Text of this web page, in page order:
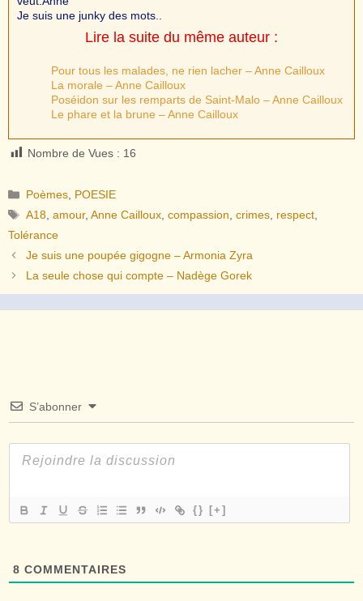
Je suis une junky des mots..
Lire la suite du même auteur :
Pour tous les malades, ne rien lacher – Anne Cailloux
La morale – Anne Cailloux
Poséidon sur les remparts de Saint-Malo – Anne Cailloux
Le phare et la brune – Anne Cailloux
Nombre de Vues : 16
Catégories
Poèmes POESIE
Étiquettes
A18 ,amour,Anne Cailloux ,compassion ,crimes respect
Tolérance
Je suis une poupée gigogne – Armonia Zyra
La seule chose qui compte – Nadège Gorek
S’abonner
{} [+]
8 COMMENTAIRES